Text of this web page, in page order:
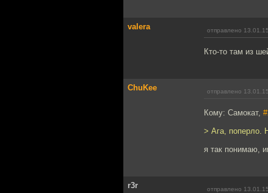
valera отправлено
Кто-то там из
ChuKee отправлено
Кому: Самокат,
> Ага, поперло.
я так понимаю,
r3r отправлено